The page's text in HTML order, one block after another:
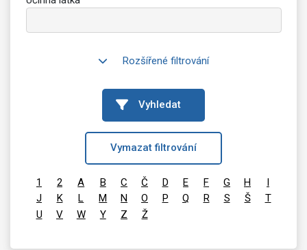
Rozšířené filtrování
Vyhledat
Vymazat filtrování
1 2 A B C Č D E F G H
I
J
K L M N O P Q R S Š
T
U
V W Y Z Ž